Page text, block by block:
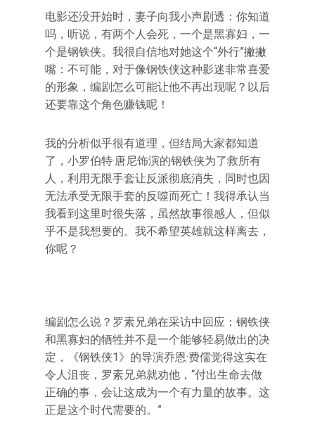
电影还没开始时，妻子向我小声剧透：你知道
吗，听说，有两个人会死，一个是黑寡妇，一
个是钢铁侠。我很自信地对她这个“外行”撇撇
嘴：不可能，对于像钢铁侠这种影迷非常喜爱
的形象，编剧怎么可能让他不再出现呢？以后
还要靠这个角色赚钱呢！
我的分析似乎很有道理，但结局大家都知道
了，小罗伯特·唐尼饰演的钢铁侠为了救所有
人，利用无限手套让反派彻底消失，同时也因
无法承受无限手套的反噬而死亡！我得承认当
我看到这里时很失落，虽然故事很感人，但似
乎不是我想要的。我不希望英雄就这样离去，
你呢？
编剧怎么说？罗素兄弟在采访中回应：钢铁侠
和黑寡妇的牺牲并不是一个能够轻易做出的决
定，《钢铁侠1》的导演乔恩·费儒觉得这实在
令人沮丧，罗素兄弟就劝他，“付出生命去做
正确的事，会让这成为一个有力量的故事。这
正是这个时代需要的。”